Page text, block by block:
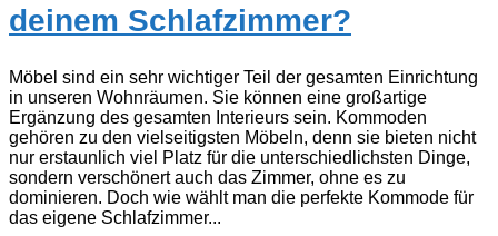
deinem Schlafzimmer?
Möbel sind ein sehr wichtiger Teil der gesamten Einrichtung
in unseren Wohnräumen. Sie können eine großartige
Ergänzung des gesamten Interieurs sein. Kommoden
gehören zu den vielseitigsten Möbeln, denn sie bieten nicht
nur erstaunlich viel Platz für die unterschiedlichsten Dinge,
sondern verschönert auch das Zimmer, ohne es zu
dominieren. Doch wie wählt man die perfekte Kommode für
das eigene Schlafzimmer...